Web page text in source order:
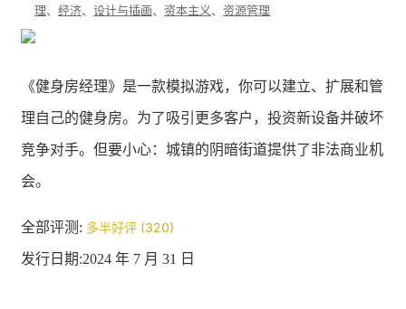
理、 经济、 设计与插画、 资本主义 、 资源管理
《健身房经理》是一款模拟游戏，你可以建立、扩展和管
理自己的健身房。为了吸引更多客户，投资新设备并破坏
竞争对手。但要小心：城镇的阴暗街道提供了非法商业机
会。
全部评测: 多半好评 (320)
发行日期:2024 年 7 月 31 日